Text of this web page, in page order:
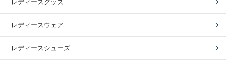
レディースグッズ
レディースウェア
レディースシューズ